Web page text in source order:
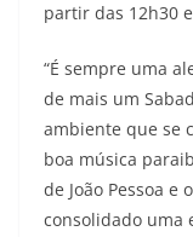
partir das 12h30
“É sempre uma
de mais um
ambiente que se
boa música
de João Pessoa
consolidado uma